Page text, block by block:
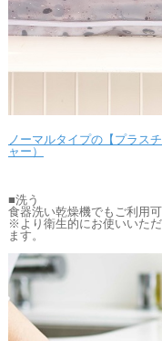
ノーマルタイプの【プラス
ャー）
■洗う
食器洗い乾燥機でもご利用可
※より衛生的にお使いいた
ます。